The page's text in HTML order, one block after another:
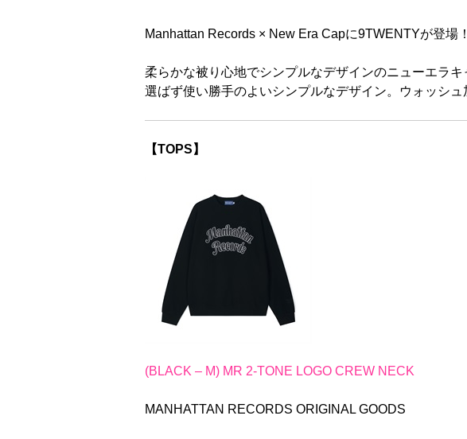
Manhattan Records × New Era Capに9TWENTYが登場！
柔らかな被り心地でシンプルなデザインのニューエラ
選ばず使い勝手のよいシンプルなデザイン。ウォッシ
【TOPS】
(BLACK – M) MR 2-TONE LOGO CREW NECK
MANHATTAN RECORDS ORIGINAL GOODS